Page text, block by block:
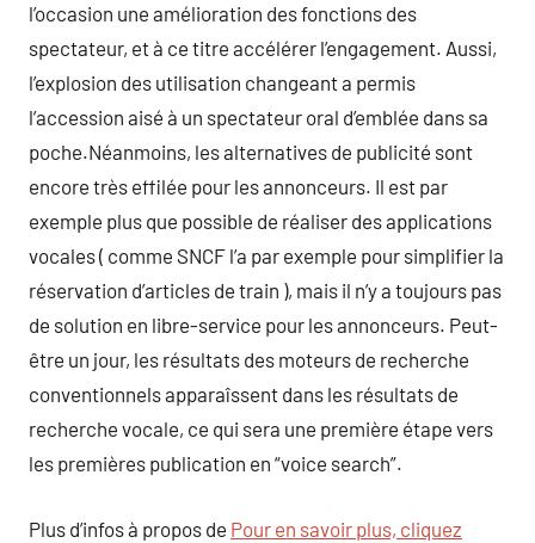
l’occasion une amélioration des fonctions des
spectateur, et à ce titre accélérer l’engagement. Aussi,
l’explosion des utilisation changeant a permis
l’accession aisé à un spectateur oral d’emblée dans sa
poche.Néanmoins, les alternatives de publicité sont
encore très effilée pour les annonceurs. Il est par
exemple plus que possible de réaliser des applications
vocales ( comme SNCF l’a par exemple pour simplifier la
réservation d’articles de train ), mais il n’y a toujours pas
de solution en libre-service pour les annonceurs. Peut-
être un jour, les résultats des moteurs de recherche
conventionnels apparaîssent dans les résultats de
recherche vocale, ce qui sera une première étape vers
les premières publication en “voice search”.
Plus d’infos à propos de Pour en savoir plus, cliquez